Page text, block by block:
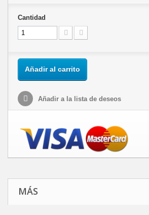
Cantidad
Añadir al carrito
Añadir a la lista de deseos
MÁS